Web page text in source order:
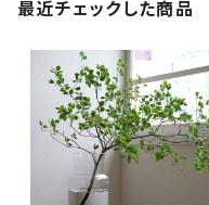
最近チェックした商品